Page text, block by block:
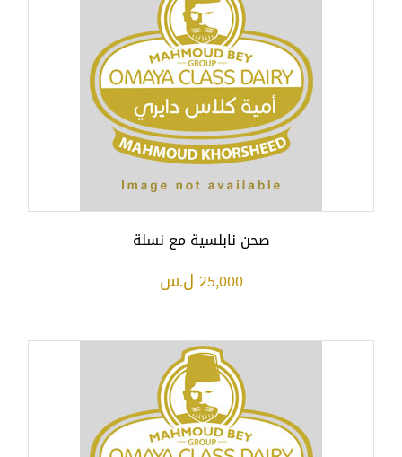
صحن نابلسية مع نسلة
25,000 ل.س